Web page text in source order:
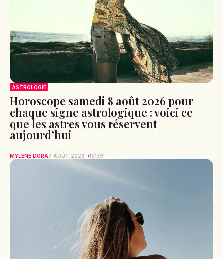
ASTROLOGIE
Horoscope samedi 8 août 2026 pour
chaque signe astrologique : voici ce
que les astres vous réservent
aujourd’hui
MYLÈNE DORA7 AOÛT 2026 19:59